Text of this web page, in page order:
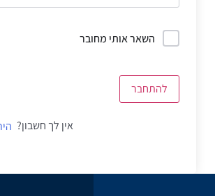
השאר אותי מחובר
להתחבר
אין לך חשבון?